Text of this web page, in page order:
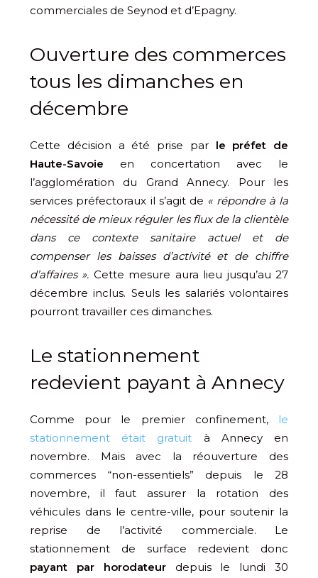
commerciales de Seynod et d’Epagny.
Ouverture des commerces
tous les dimanches en
décembre
Cette décision a été prise par le préfet de
Haute-Savoie en concertation avec le
l’agglomération du Grand Annecy. Pour les
services préfectoraux il s’agit de « répondre à la
nécessité de mieux réguler les flux de la clientèle
dans ce contexte sanitaire actuel et de
compenser les baisses d’activité et de chiffre
d’affaires ». Cette mesure aura lieu jusqu’au 27
décembre inclus. Seuls les salariés volontaires
pourront travailler ces dimanches.
Le stationnement
redevient payant à Annecy
Comme pour le premier confinement,
le
stationnement était gratuit à Annecy en
novembre. Mais avec la réouverture des
commerces “non-essentiels” depuis le 28
novembre, il faut assurer la rotation des
véhicules dans le centre-ville, pour soutenir la
reprise de l’activité commerciale. Le
stationnement de surface redevient donc
payant par horodateurdepuis le lundi 30